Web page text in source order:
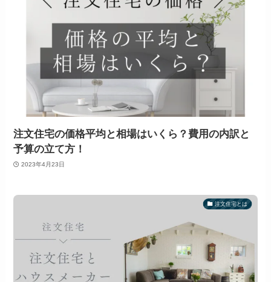
注文住宅の価格平均と相場はいくら？費用の内訳と
予算の立て方！
2023年4月23日
注文住宅とは